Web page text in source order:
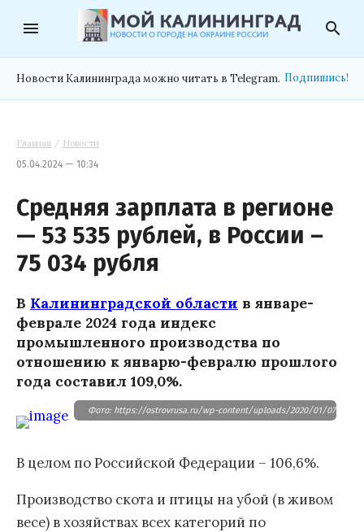
menu search
Новости Калининграда можно читать в Telegram. Подпишись!
Главная / Новости
05.04.2024 — 10:34
Средняя зарплата в регионе
— 53 535 рублей, в России –
75 034 рубля
В Калининградской области в январе-
феврале 2024 года индекс
промышленного производства по
отношению к январю-февралю прошлого
года составил 109,0%.
Фото: https://ostrovrusa.ru/wp-content/uploads/2020/01/07-
В целом по Российской Федерации – 106,6%.
Производство скота и птицы на убой (в живом
весе) в хозяйствах всех категорий по